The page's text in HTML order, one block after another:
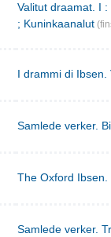
Valitut draamat. I
; Kuninkaanalut
I drammi di Ibsen.
Samlede verker.
The Oxford Ibsen.
Samlede verker.